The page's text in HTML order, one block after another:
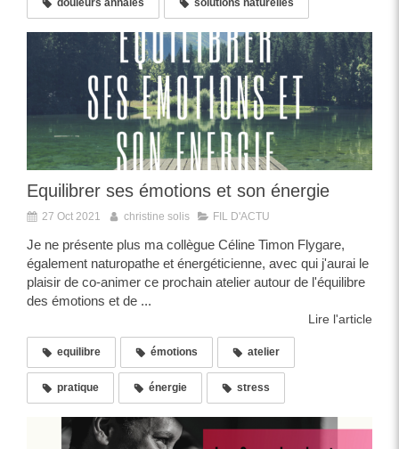
douleurs annales solutions naturelles
Equilibrer ses émotions et son énergie
27 Oct 2021 christine solis FIL D'ACTU
Je ne présente plus ma collègue Céline Timon Flygare,
également naturopathe et énergéticienne, avec qui j'aurai le
plaisir de co-animer ce prochain atelier autour de l'équilibre
des émotions et de ...
Lire l'article
equilibre émotions atelier
pratique énergie stress